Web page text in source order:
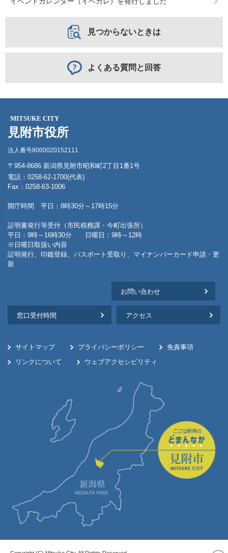
見つからないときは
よくある質問と回答
MITSUKE CITY
見附市役所
法人番号8000020152111
〒954-8686 新潟県見附市昭和町2丁目1番1号
電話：0258-62-1700(代表)
Fax：0258-63-1006
開庁時間 平日：8時30分～17時15分
証明書発行等受付（市民税務課・今町出張所）
平日：9時～16時30分 日曜日：9時～12時
※日曜日取扱い内容
証明発行、印鑑登録、パスポート受取り、マイナンバーカード申請・更
新
お問い合わせ
窓口受付時間 アクセス
サイトマップ プライバシーポリシー
免責事項
リンクについて
ウェブアクセシビリティ